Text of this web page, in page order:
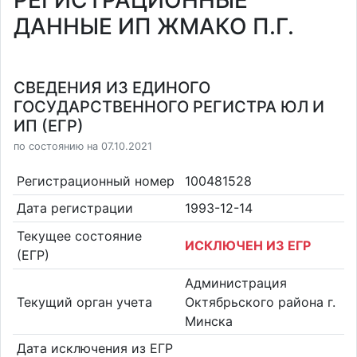
ДАННЫЕ ИП ЖМАКО П.Г.
СВЕДЕНИЯ ИЗ ЕДИНОГО
ГОСУДАРСТВЕННОГО РЕГИСТРА ЮЛ И
ИП (ЕГР)
по состоянию на 07.10.2021
Регистрационный номер
100481528
Дата регистрации
1993-12-14
Текущее состояние
(ЕГР)
ИСКЛЮЧЕН ИЗ ЕГР
Текущий орган учета
Администрация
Октябрьского района г.
Минска
Дата исключения из ЕГР